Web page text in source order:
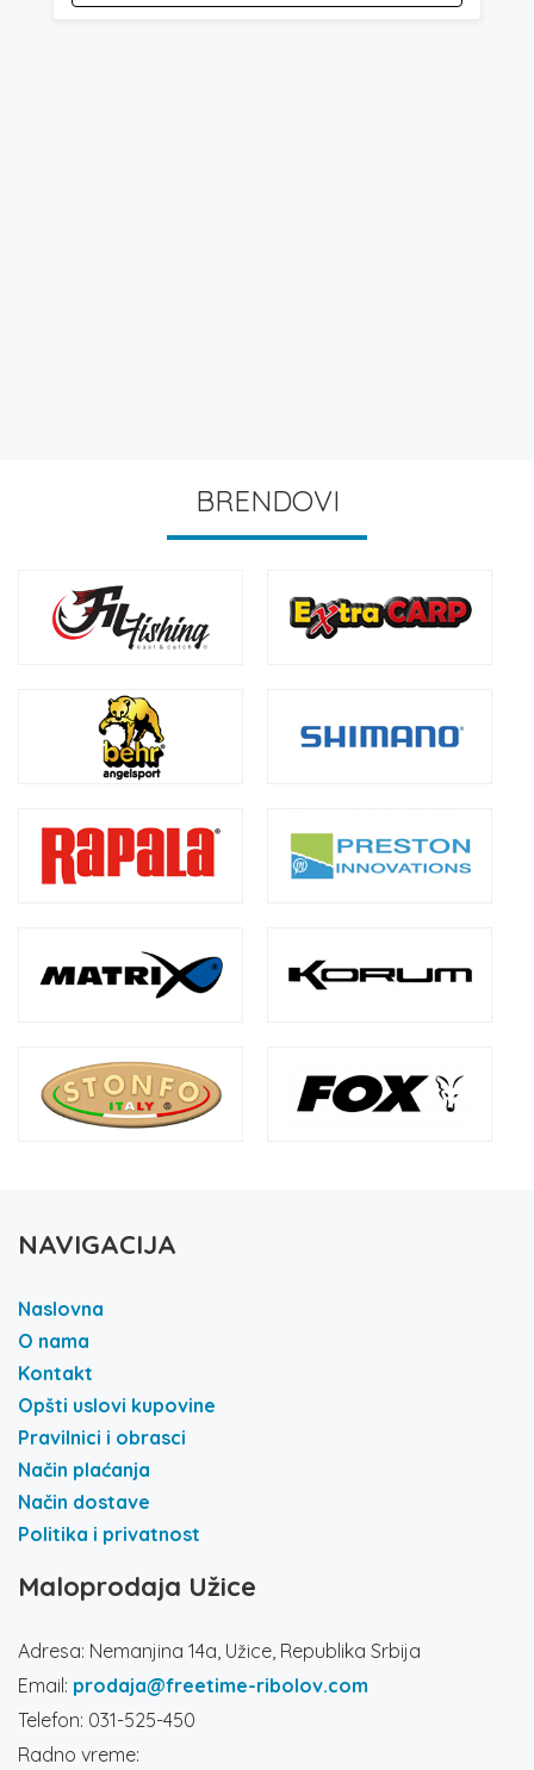
BRENDOVI
NAVIGACIJA
Naslovna
O nama
Kontakt
Opšti uslovi kupovine
Pravilnici i obrasci
Način plaćanja
Način dostave
Politika i privatnost
Maloprodaja Užice
Adresa: Nemanjina 14a, Užice, Republika Srbija
Email: prodaja@freetime-ribolov.com
Telefon: 031-525-450
Radno vreme: